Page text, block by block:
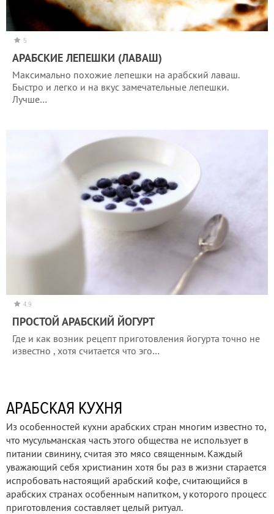
5
АРАБСКИЕ ЛЕПЕШКИ (ЛАВАШ)
Максимально похожие лепешки на арабский лаваш.
Быстро и легко и на вкус замечательные лепешки.
Лучше…
4.9
ПРОСТОЙ АРАБСКИЙ ЙОГУРТ
Где и как возник рецепт приготовления йогурта точно не
известно , хотя считается что эго…
АРАБСКАЯ КУХНЯ
Из особенностей кухни арабских стран многим известно то,
что мусульманская часть этого общества не использует в
питании свинину, считая это мясо священным. Каждый
уважающий себя христианин хотя бы раз в жизни старается
испробовать настоящий арабский кофе, считающийся в
арабских странах особенным напитком, у которого процесс
приготовления составляет целый ритуал.